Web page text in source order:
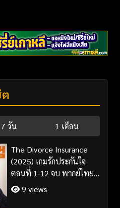
7 วัน 1 เดือน
The Divorce Insurance
(2025) เกมรักประกันใจ
ตอนที่ 1-12 จบ พากย์ไทย
ซับไทย
9 views